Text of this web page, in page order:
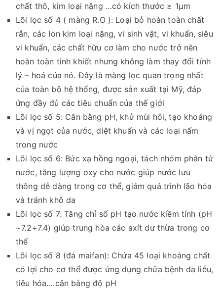
chất thô, kim loại nặng …có kích thước ≥ 1µm
Lõi lọc số 4 ( màng R.O ): Loại bỏ hoàn toàn chất
rắn, các Ion kim loại nặng, vi sinh vật, vi khuẩn, siêu
vi khuẩn, các chất hữu cơ làm cho nước trở nên
hoàn toàn tinh khiết nhưng không làm thay đổi tính
lý – hoá của nó. Đây là màng lọc quan trọng nhất
của toàn bộ hệ thống, được sản xuất tại Mỹ, đáp
ứng đầy đủ các tiêu chuẩn của thế giới
Lõi lọc số 5: Cân bằng pH, khử mùi hôi, tạo khoáng
và vị ngọt của nước, diệt khuẩn và các loại nấm
trong nước
Lõi lọc số 6: Bức xạ hồng ngoại, tách nhóm phân tử
nước, tăng lượng oxy cho nước giúp nước lưu
thông dễ dàng trong cơ thể, giảm quá trình lão hóa
và tránh khô da
Lõi lọc số 7: Tăng chỉ số pH tạo nước kiềm tính (pH
~7.2÷7.4) giúp trung hòa các axít dư thừa trong cơ
thể
Lõi lọc số 8 (đá maifan): Chứa 45 loại khoáng chất
có lợi cho cơ thể được ứng dụng chữa bệnh da liễu,
tiêu hóa….cân bằng độ pH